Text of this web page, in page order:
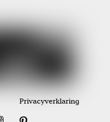
Privacyverklaring